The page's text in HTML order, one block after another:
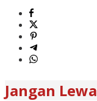
Jangan